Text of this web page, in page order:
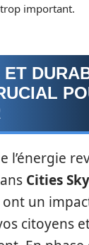
important.
ET
l’énergie
Cities
un
citoyens